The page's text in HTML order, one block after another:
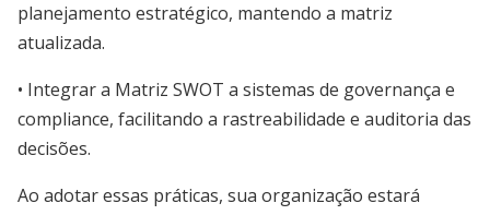
planejamento estratégico, mantendo a matriz
atualizada.
• Integrar a Matriz SWOT a sistemas de governança e
compliance, facilitando a rastreabilidade e auditoria das
decisões.
Ao adotar essas práticas, sua organização estará